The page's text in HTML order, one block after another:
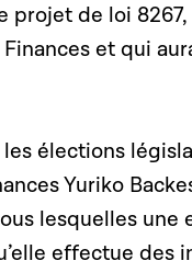
de loi
et qui
élections
Yuriko
lesquelles
effectue des